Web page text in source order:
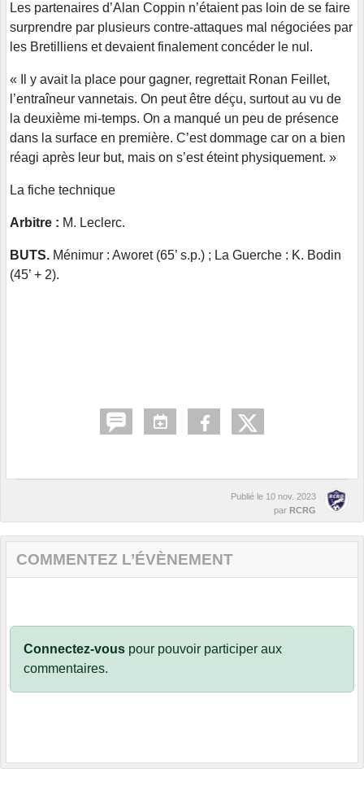
Les partenaires d’Alan Coppin n’étaient pas loin de se faire
surprendre par plusieurs contre-attaques mal négociées par
les Bretilliens et devaient finalement concéder le nul.
« Il y avait la place pour gagner, regrettait Ronan Feillet,
l’entraîneur vannetais. On peut être déçu, surtout au vu de
la deuxième mi-temps. On a manqué un peu de présence
dans la surface en première. C’est dommage car on a bien
réagi après leur but, mais on s’est éteint physiquement. »
La fiche technique
Arbitre : M. Leclerc.
BUTS. Ménimur : Aworet (65’ s.p.) ; La Guerche : K. Bodin
(45’ + 2).
Publié le 10 nov. 2023
par RCRG
COMMENTEZ L’ÉVÈNEMENT
Connectez-vous pour pouvoir participer aux
commentaires.